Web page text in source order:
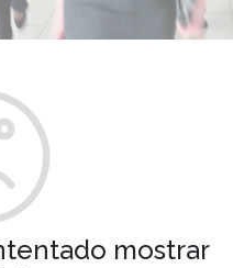
mostrar